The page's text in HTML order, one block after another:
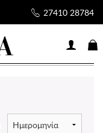
27410 28784